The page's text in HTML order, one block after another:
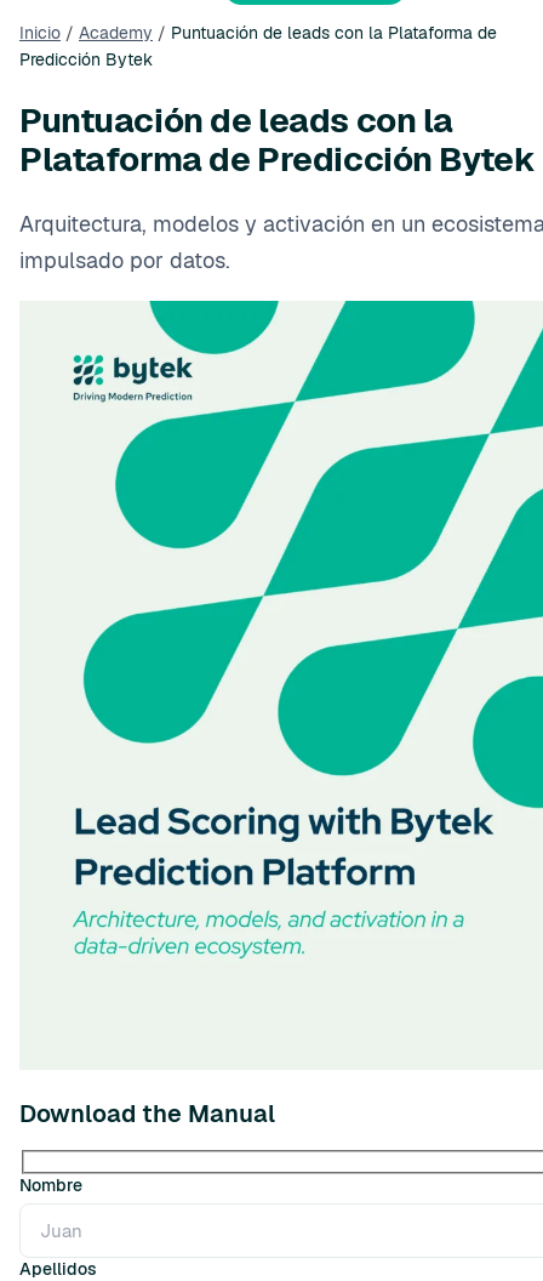
Inicio / Academy / Puntuación de leads con la Plataforma de
Predicción Bytek
Puntuación de leads con la
Plataforma de Predicción Bytek
Arquitectura, modelos y activación en un
impulsado por datos.
Download the Manual
Nombre
Apellidos